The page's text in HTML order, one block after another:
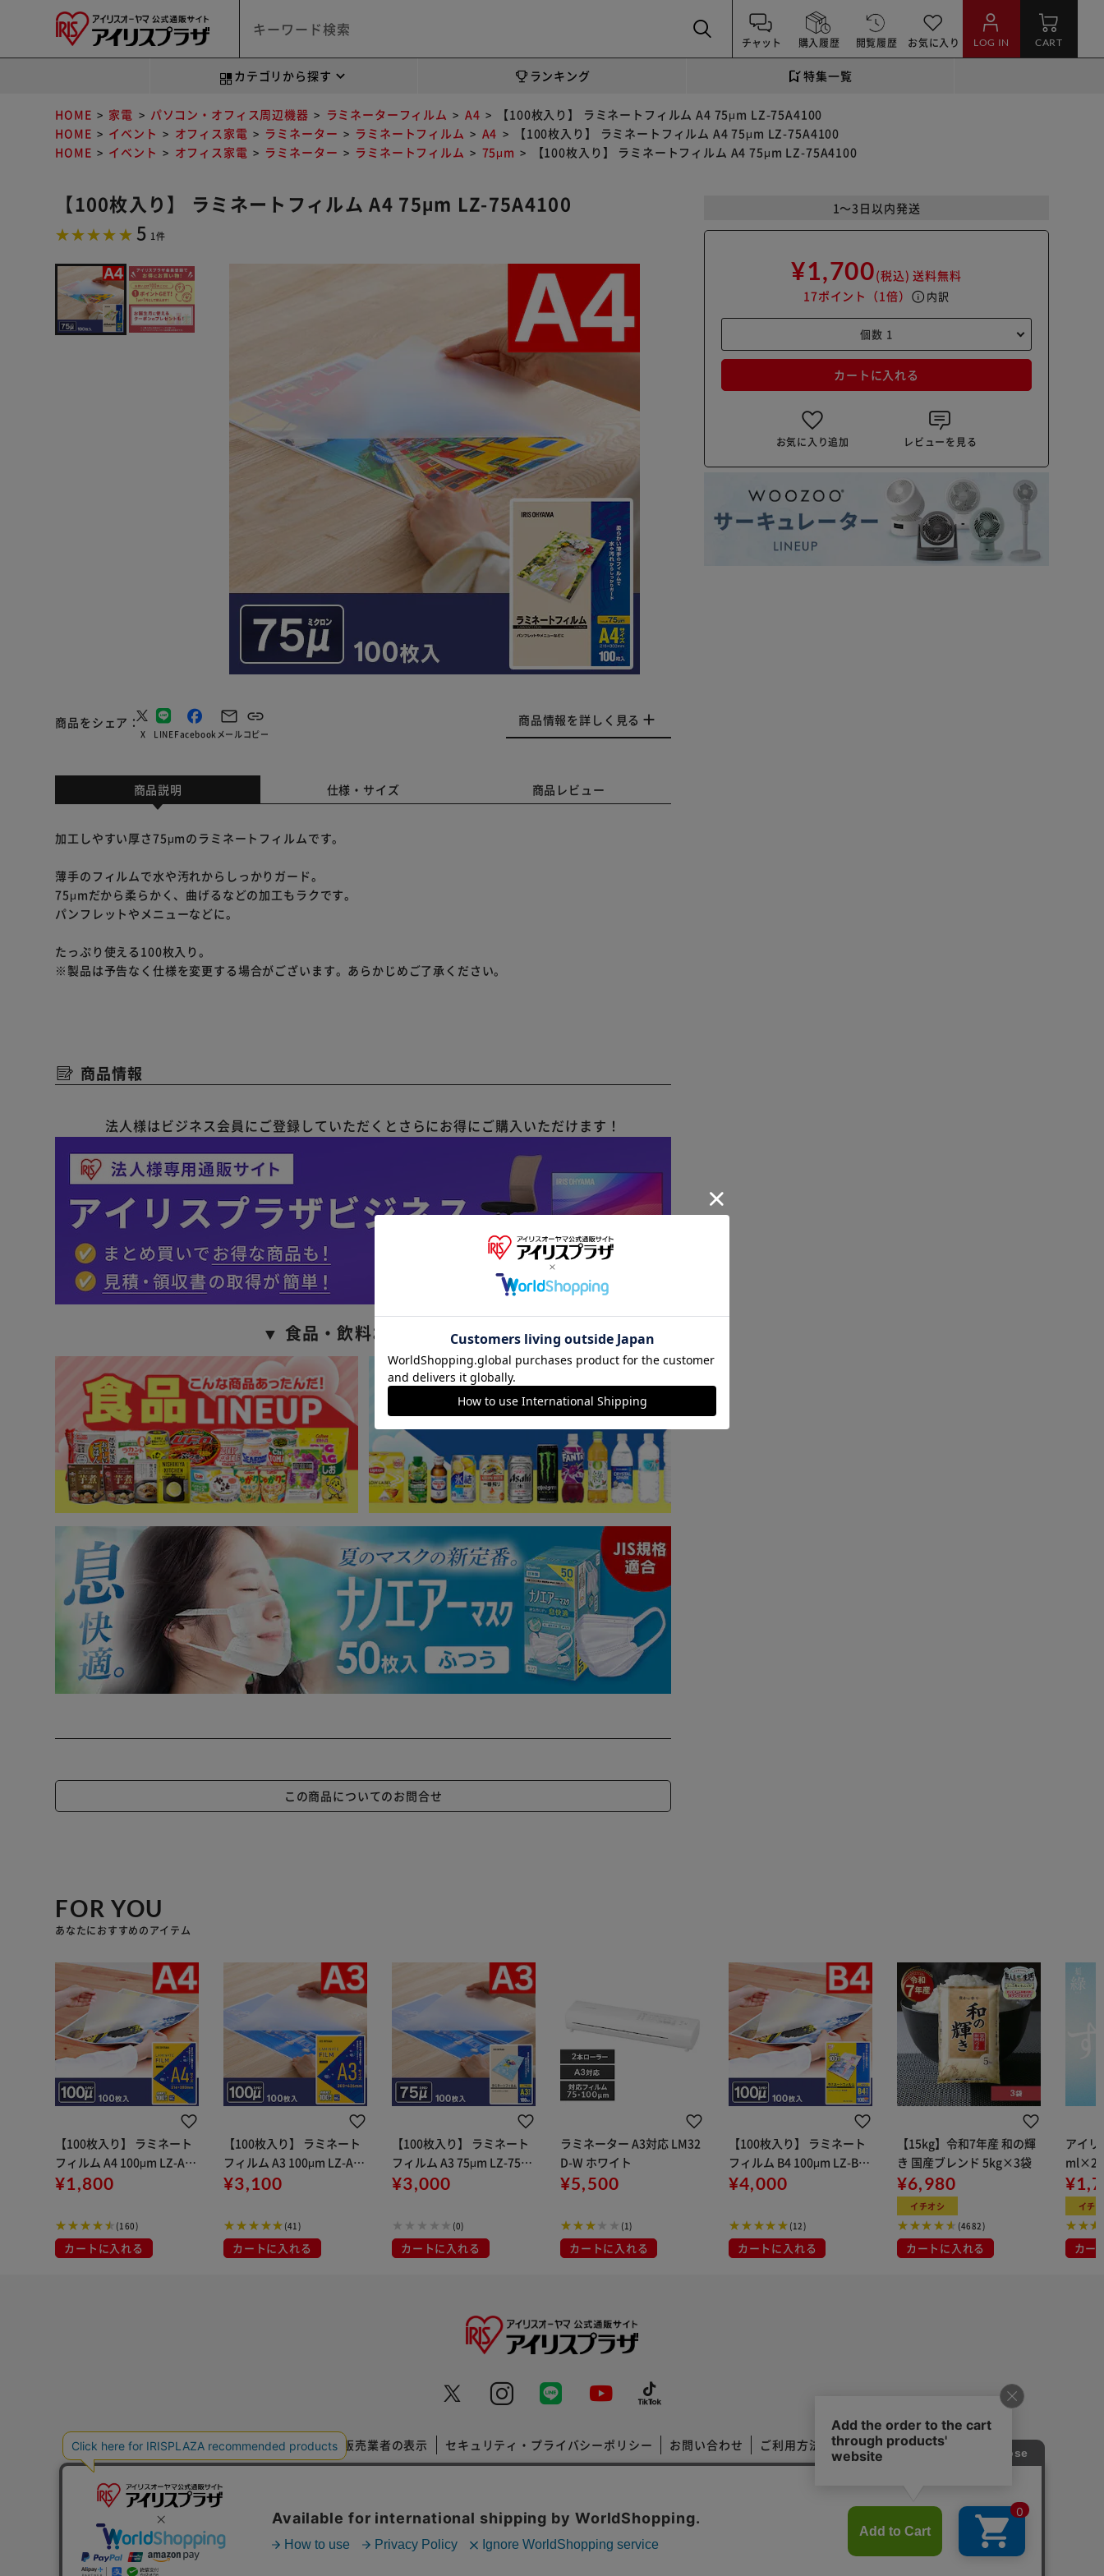
チャット 購入履歴 閲覧履歴 お気に入り LOG IN CART
カテゴリから探す ランキング 特集一覧
HOME 家電 パソコン・オフィス周辺機器 ラミネーターフィルム A4
【100枚入り】 ラミネートフィルム A4 75μm LZ-75A4100
HOME
イベント オフィス家電 ラミネーター ラミネートフィルム A4
【100枚入り】 ラミネートフィルム A4 75μm LZ-75A4100
HOME
イベント オフィス家電 ラミネーター ラミネートフィルム 75μm 【100枚入り】 ラミネートフィルム A4 75μm LZ-75A4100
【100枚入り】 ラミネートフィルム A4 75μm LZ-75A4100
5 1件
商品をシェア
X LINEFacebookメールコピー
商品情報を詳しく見る
1～3日以内発送
¥1,700(税込) 送料無料
17ポイント （1倍） info 内訳
カートに入れる
お気に入り追加 レビューを見る
商品説明 仕様・サイズ 商品レビュー
加工しやすい厚さ75μmのラミネートフィルムです。
薄手のフィルムで水や汚れからしっかりガード。
75μmだから柔らかく、曲げるなどの加工もラクです。
パンフレットやメニューなどに。
たっぷり使える100枚入り。
※製品は予告なく仕様を変更する場合がございます。あらかじめご了承ください。
商品情報
法人様はビジネス会員にご登録していただくと さらにお得にご購入いただけます！
▼ 食品・飲料おすすめ ▼
この商品についてのお問合せ
FOR YOU
あなたにおすすめのアイテム
【100枚入り】 ラミネート
フィルム A4 100μm LZ-A41
00R
¥1,800
(160)
カートに入れる
【100枚入り】 ラミネート
フィルム A3 100μm LZ-A31
00R
¥3,100
(41)
カートに入れる
【100枚入り】 ラミネート
フィルム A3 75μm LZ-75A3
100
¥3,000
(0)
カートに入れる
ラミネーター A3対応 LM32
D-W ホワイト
¥5,500
(1)
カートに入れる
【100枚入り】 ラミネート
フィルム B4 100μm LZ-B41
00
¥4,000
(12)
カートに入れる
【15kg】令和7年産 和の輝
き 国産ブレンド 5kg×3袋
¥6,980
イチオシ
(4682)
カートに入れる
アイリ
ml×24
用
イチ
カー
特定商取引法に基づく通信販売業者の表示 セキュリティ・プライバシーポリシー お問い合わせ ご利用方法 ご利用規約
※ご確認ください